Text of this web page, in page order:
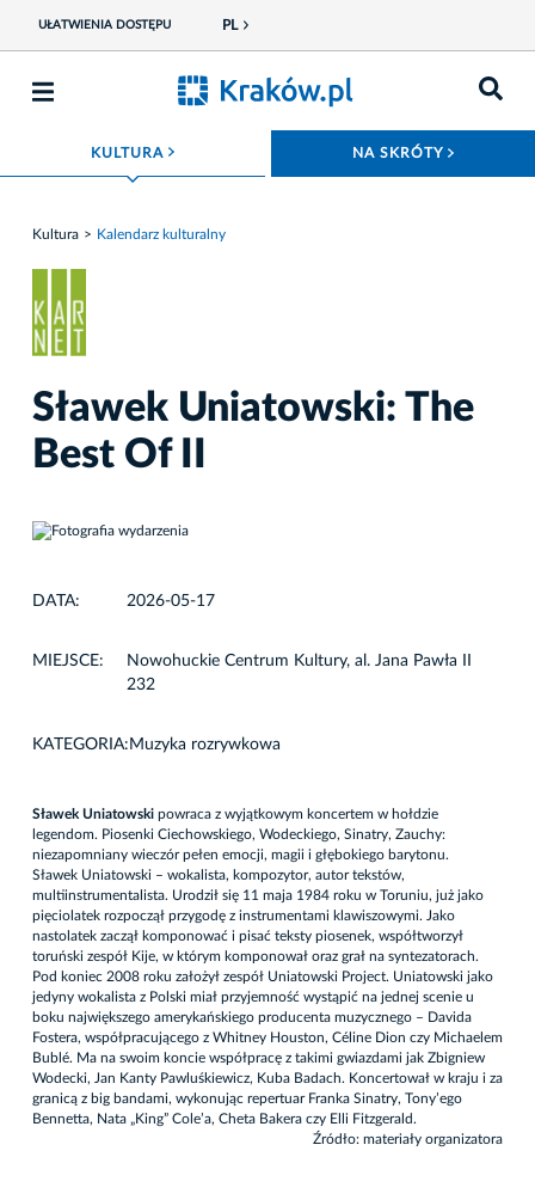
UŁATWIENIA DOSTĘPU PL
KULTURA ROZWIŃ MENU NA SKRÓTY
Kultura Kalendarz kulturalny
Sławek Uniatowski: The
Best Of II
DATA: 2026-05-17
MIEJSCE:
Nowohuckie Centrum Kultury, al. Jana Pawła II
232
KATEGORIA: Muzyka rozrywkowa
Sławek Uniatowski powraca z wyjątkowym koncertem w hołdzie
legendom. Piosenki Ciechowskiego, Wodeckiego, Sinatry, Zauchy:
niezapomniany wieczór pełen emocji, magii i głębokiego barytonu.
Sławek Uniatowski – wokalista, kompozytor, autor tekstów,
multiinstrumentalista. Urodził się 11 maja 1984 roku w Toruniu, już jako
pięciolatek rozpoczął przygodę z instrumentami klawiszowymi. Jako
nastolatek zaczął komponować i pisać teksty piosenek, współtworzył
toruński zespół Kije, w którym komponował oraz grał na syntezatorach.
Pod koniec 2008 roku założył zespół Uniatowski Project. Uniatowski jako
jedyny wokalista z Polski miał przyjemność wystąpić na jednej scenie u
boku największego amerykańskiego producenta muzycznego – Davida
Fostera, współpracującego z Whitney Houston, Céline Dion czy Michaelem
Bublé. Ma na swoim koncie współpracę z takimi gwiazdami jak Zbigniew
Wodecki, Jan Kanty Pawluśkiewicz, Kuba Badach. Koncertował w kraju i za
granicą z big bandami, wykonując repertuar Franka Sinatry, Tony’ego
Bennetta, Nata „King” Cole’a, Cheta Bakera czy Elli Fitzgerald.
Źródło: materiały organizatora